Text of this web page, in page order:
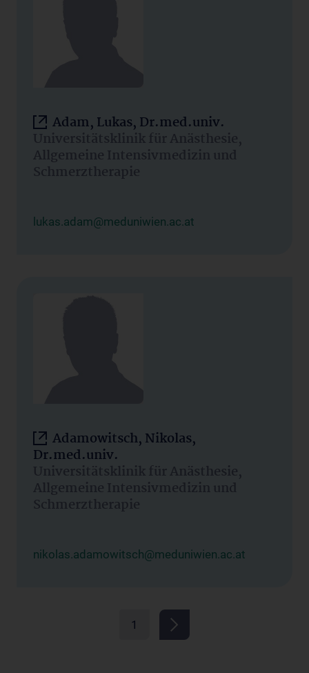
Adam, Lukas, Dr.med.univ.
Universitätsklinik für Anästhesie,
Allgemeine Intensivmedizin und
Schmerztherapie
lukas.adam@meduniwien.ac.at
Adamowitsch, Nikolas,
Dr.med.univ.
Universitätsklinik für Anästhesie,
Allgemeine Intensivmedizin und
Schmerztherapie
nikolas.adamowitsch@meduniwien.ac.at
1